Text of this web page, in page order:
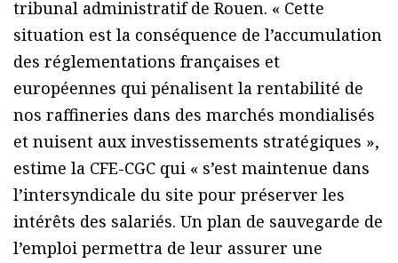
tribunal administratif de Rouen. « Cette
situation est la conséquence de l’accumulation
des réglementations françaises et
européennes qui pénalisent la rentabilité de
nos raffineries dans des marchés mondialisés
et nuisent aux investissements stratégiques »,
estime la CFE-CGC qui « s’est maintenue dans
l’intersyndicale du site pour préserver les
intérêts des salariés. Un plan de sauvegarde de
l’emploi permettra de leur assurer une